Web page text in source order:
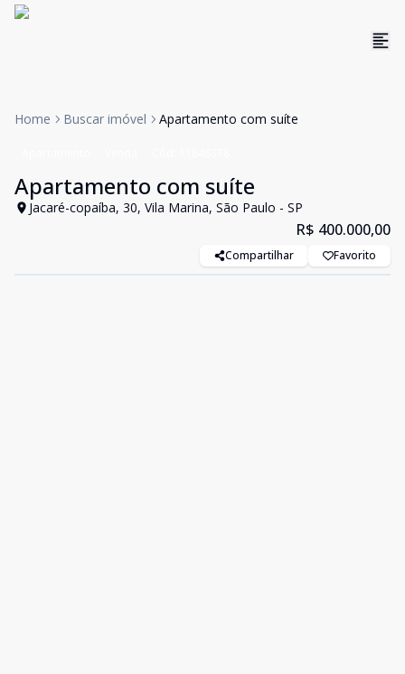
Home Buscar imóvel Apartamento com suíte
Apartamento com suíte
Jacaré-copaíba, 30, Vila Marina, São Paulo - SP
R$ 400.000,00
Compartilhar Favorito